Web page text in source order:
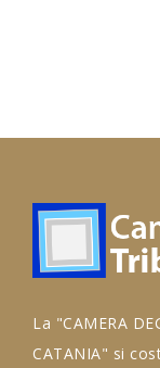
La "CAMERA
CATANIA" si